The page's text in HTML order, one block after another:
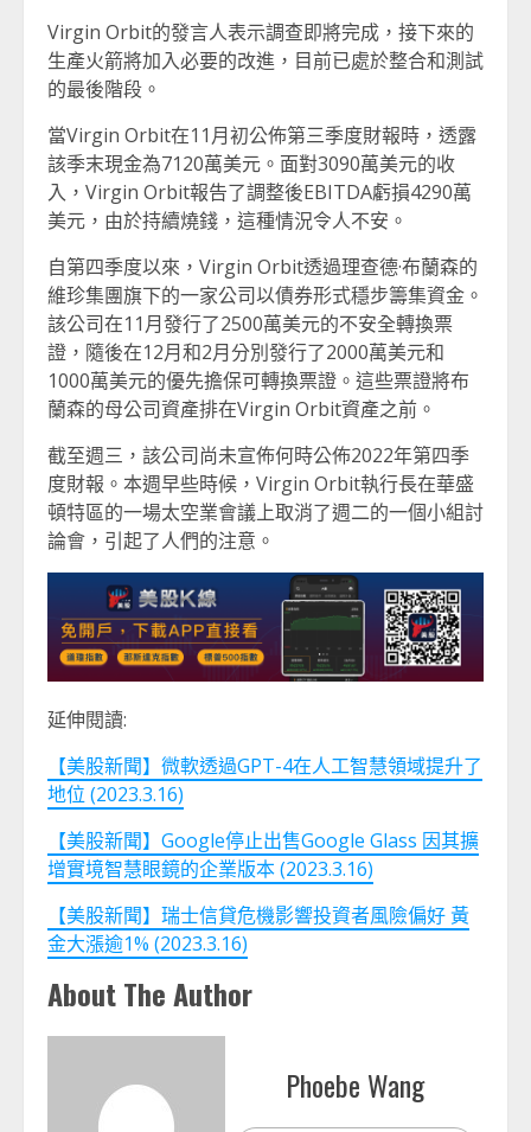
Virgin Orbit的發言人表示調查即將完成，接下來的
生產火箭將加入必要的改進，目前已處於整合和測試
的最後階段。
當Virgin Orbit在11月初公佈第三季度財報時，透露
該季末現金為7120萬美元。面對3090萬美元的收
入，Virgin Orbit報告了調整後EBITDA虧損4290萬
美元，由於持續燒錢，這種情況令人不安。
自第四季度以來，Virgin Orbit透過理查德·布蘭森的
維珍集團旗下的一家公司以債券形式穩步籌集資金。
該公司在11月發行了2500萬美元的不安全轉換票
證，隨後在12月和2月分別發行了2000萬美元和
1000萬美元的優先擔保可轉換票證。這些票證將布
蘭森的母公司資產排在Virgin Orbit資產之前。
截至週三，該公司尚未宣佈何時公佈2022年第四季
度財報。本週早些時候，Virgin Orbit執行長在華盛
頓特區的一場太空業會議上取消了週二的一個小組討
論會，引起了人們的注意。
延伸閱讀:
【美股新聞】微軟透過GPT-4在人工智慧領域提升了
地位 (2023.3.16)
【美股新聞】Google停止出售Google Glass 因其擴
增實境智慧眼鏡的企業版本 (2023.3.16)
【美股新聞】瑞士信貸危機影響投資者風險偏好 黃
金大漲逾1% (2023.3.16)
About The Author
Phoebe Wang